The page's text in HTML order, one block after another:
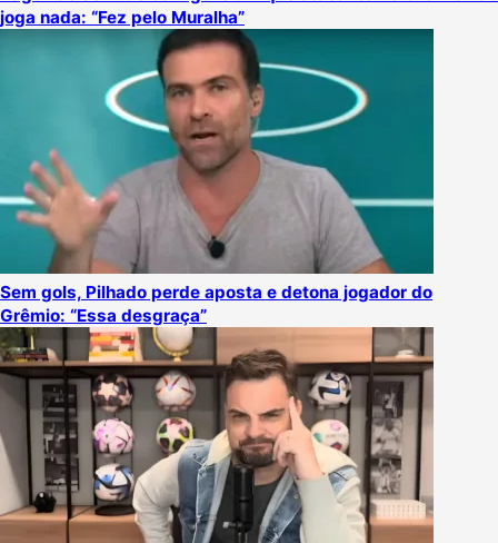
joga nada: “Fez pelo Muralha”
Sem gols, Pilhado perde aposta e detona jogador do
Grêmio: “Essa desgraça”